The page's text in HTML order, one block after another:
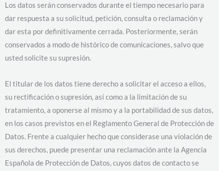
Los datos serán conservados durante el tiempo necesario para
dar respuesta a su solicitud, petición, consulta o reclamación y
dar esta por definitivamente cerrada. Posteriormente, serán
conservados a modo de histórico de comunicaciones, salvo que
usted solicite su supresión.
El titular de los datos tiene derecho a solicitar el acceso a ellos,
su rectificación o supresión, así como a la limitación de su
tratamiento, a oponerse al mismo y a la portabilidad de sus datos,
en los casos previstos en el Reglamento General de Protección de
Datos. Frente a cualquier hecho que considerase una violación de
sus derechos, puede presentar una reclamación ante la Agencia
Española de Protección de Datos, cuyos datos de contacto se